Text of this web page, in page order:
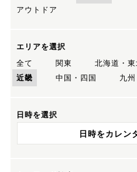
アウトドア
エリアを選択
全て
関東 北海道・東
近畿
中国・四国 九
日時を選択
日時をカレン